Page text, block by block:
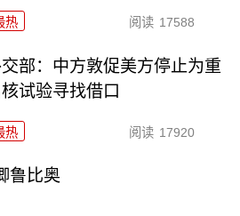
热 阅读 17588
部：中方敦促美方停止为重
试验寻找借口
热 阅读 17920
鲁比奥